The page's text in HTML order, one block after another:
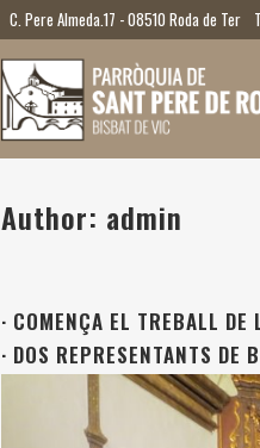
C. Pere Almeda.17 - 08510 Roda de Ter
Author: admin
· COMENÇA EL TREBALL DE
· DOS REPRESENTANTS DE